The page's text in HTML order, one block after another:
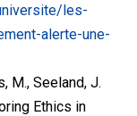
les-
alerte-une-
M., Seeland, J.
Ethics in